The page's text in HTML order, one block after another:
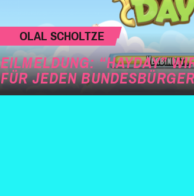
OLAL SCHOLTZE
EILMELDUNG: “HAYDAY”
FÜR JEDEN